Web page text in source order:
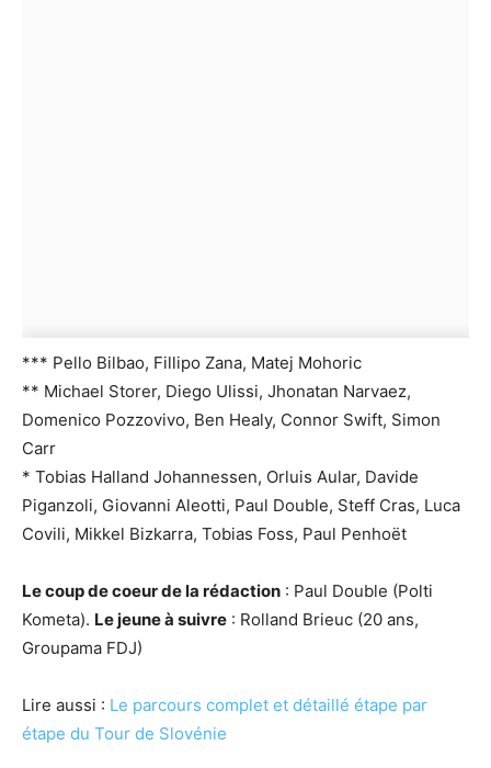
*** Pello Bilbao, Fillipo Zana, Matej Mohoric
** Michael Storer, Diego Ulissi, Jhonatan Narvaez,
Domenico Pozzovivo, Ben Healy, Connor Swift, Simon
Carr
* Tobias Halland Johannessen, Orluis Aular, Davide
Piganzoli, Giovanni Aleotti, Paul Double, Steff Cras, Luca
Covili, Mikkel Bizkarra, Tobias Foss, Paul Penhoët
Le coup de coeur de la rédaction : Paul Double (Polti
Kometa). Le jeune à suivre : Rolland Brieuc (20 ans,
Groupama FDJ)
Lire aussi : Le parcours complet et détaillé étape par
étape du Tour de Slovénie